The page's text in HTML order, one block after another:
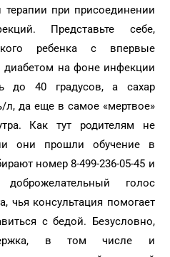
терапии при присоединении
Представьте себе,
ребенка с впервые
на фоне инфекции
до 40 градусов, а сахар
да еще в самое «мертвое»
Как тут родителям не
они прошли обучение в
номер 8-499-236-05-45 и
голос
чья консультация помогает
с бедой. Безусловно,
в том числе и